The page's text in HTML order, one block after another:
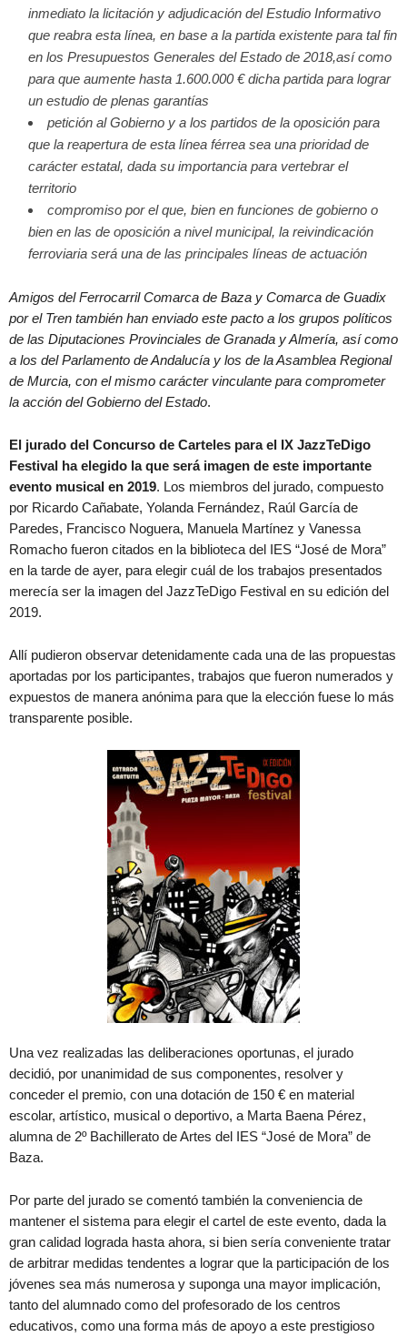
inmediato la licitación y adjudicación del Estudio Informativo
que reabra esta línea, en base a la partida existente para tal fin
en los Presupuestos Generales del Estado de 2018,así como
para que aumente hasta 1.600.000 € dicha partida para lograr
un estudio de plenas garantías
petición al Gobierno y a los partidos de la oposición para
que la reapertura de esta línea férrea sea una prioridad de
carácter estatal, dada su importancia para vertebrar el
territorio
compromiso por el que, bien en funciones de gobierno o
bien en las de oposición a nivel municipal, la reivindicación
ferroviaria será una de las principales líneas de actuación
Amigos del Ferrocarril Comarca de Baza y Comarca de Guadix
por el Tren también han enviado este pacto a los grupos políticos
de las Diputaciones Provinciales de Granada y Almería, así como
a los del Parlamento de Andalucía y los de la Asamblea Regional
de Murcia, con el mismo carácter vinculante para comprometer
la acción del Gobierno del Estado.
El jurado del Concurso de Carteles para el IX JazzTeDigo
Festival ha elegido la que será imagen de este importante
evento musical en 2019. Los miembros del jurado, compuesto
por Ricardo Cañabate, Yolanda Fernández, Raúl García de
Paredes, Francisco Noguera, Manuela Martínez y Vanessa
Romacho fueron citados en la biblioteca del IES “José de Mora”
en la tarde de ayer, para elegir cuál de los trabajos presentados
merecía ser la imagen del JazzTeDigo Festival en su edición del
2019.
Allí pudieron observar detenidamente cada una de las propuestas
aportadas por los participantes, trabajos que fueron numerados y
expuestos de manera anónima para que la elección fuese lo más
transparente posible.
Una vez realizadas las deliberaciones oportunas, el jurado
decidió, por unanimidad de sus componentes, resolver y
conceder el premio, con una dotación de 150 € en material
escolar, artístico, musical o deportivo, a Marta Baena Pérez,
alumna de 2º Bachillerato de Artes del IES “José de Mora” de
Baza.
Por parte del jurado se comentó también la conveniencia de
mantener el sistema para elegir el cartel de este evento, dada la
gran calidad lograda hasta ahora, si bien sería conveniente tratar
de arbitrar medidas tendentes a lograr que la participación de los
jóvenes sea más numerosa y suponga una mayor implicación,
tanto del alumnado como del profesorado de los centros
educativos, como una forma más de apoyo a este prestigioso